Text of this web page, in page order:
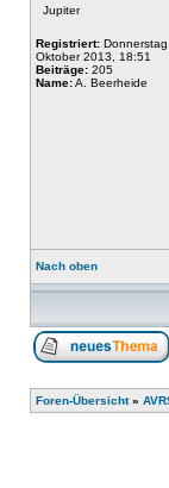
Jupiter
Registriert: Donnerstag
Oktober 2013, 18:51
Beiträge: 205
Name:A. Beerheide
Nach oben
Foren-Übersicht»